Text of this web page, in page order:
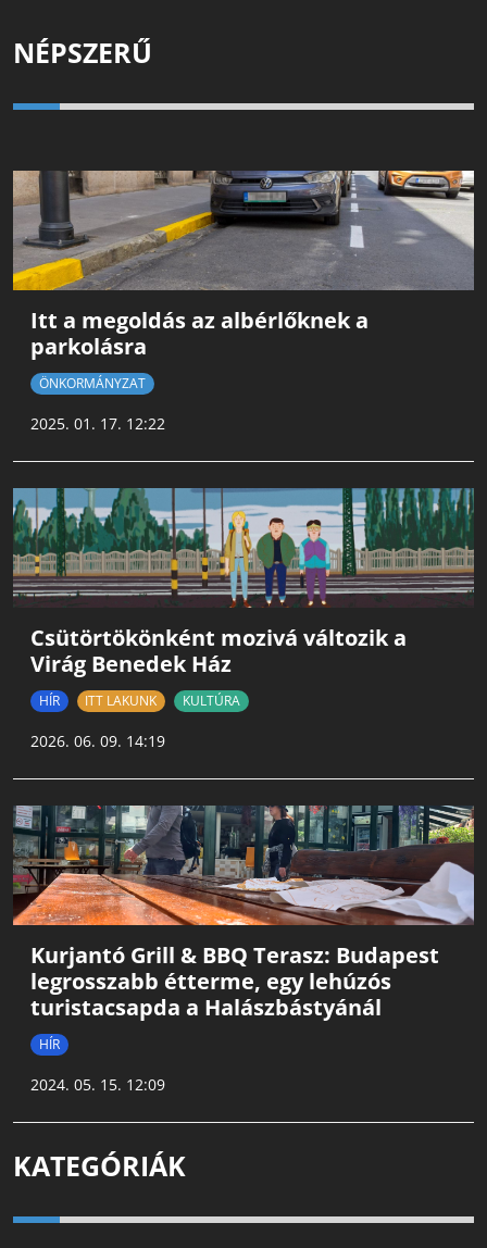
NÉPSZERŰ
Itt a megoldás az albérlőknek a
parkolásra
ÖNKORMÁNYZAT
2025. 01. 17. 12:22
Csütörtökönként mozivá változik a
Virág Benedek Ház
HÍR ITT LAKUNK KULTÚRA
2026. 06. 09. 14:19
Kurjantó Grill & BBQ Terasz: Budapest
legrosszabb étterme, egy lehúzós
turistacsapda a Halászbástyánál
HÍR
2024. 05. 15. 12:09
KATEGÓRIÁK